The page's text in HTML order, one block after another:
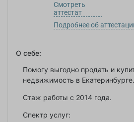
Смотреть
аттестат
Подробнее об
О себе:
Помогу выгодно продать и
недвижимость в Екатеринбурге.
Стаж работы с 2014 года.
Спектр услуг: